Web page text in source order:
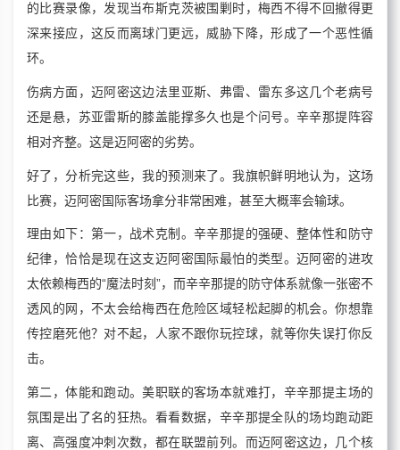
的比赛录像，发现当布斯克茨被围剿时，梅西不得不回撤得更
深来接应，这反而离球门更远，威胁下降，形成了一个恶性循
环。
伤病方面，迈阿密这边法里亚斯、弗雷、雷东多这几个老病号
还是悬，苏亚雷斯的膝盖能撑多久也是个问号。辛辛那提阵容
相对齐整。这是迈阿密的劣势。
好了，分析完这些，我的预测来了。我旗帜鲜明地认为，这场
比赛，迈阿密国际客场拿分非常困难，甚至大概率会输球。
理由如下：第一，战术克制。辛辛那提的强硬、整体性和防守
纪律，恰恰是现在这支迈阿密国际最怕的类型。迈阿密的进攻
太依赖梅西的“魔法时刻”，而辛辛那提的防守体系就像一张密不
透风的网，不太会给梅西在危险区域轻松起脚的机会。你想靠
传控磨死他？对不起，人家不跟你玩控球，就等你失误打你反
击。
第二，体能和跑动。美职联的客场本就难打，辛辛那提主场的
氛围是出了名的狂热。看看数据，辛辛那提全队的场均跑动距
离、高强度冲刺次数，都在联盟前列。而迈阿密这边，几个核